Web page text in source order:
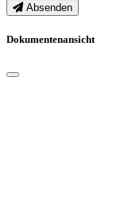
Absenden
Dokumentenansicht